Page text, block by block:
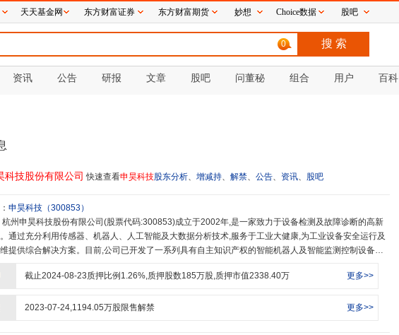
0
资讯 公告 研报 文章 股吧 问董秘 组合 用户 百科
科技股份有限公司 快速查看申昊科技股东分析、 增减持、 解禁、 公告、 资讯、 股吧
申昊科技 （300853）
通过充分利用传感器、机器人、人工智能及大数据分析技术,服务于工业大健康,为工业设备安全运行及
提供综合解决方案。目前,公司已开发了一系列具有自主知识产权的智能机器人及智能监测控制设备产
测、监测手段。
截止2024-08-23质押比例 1.26%,质押股数185万股,质押市值2338.40万 更多>>
2023-07-24,1194.05万股限售解禁 更多>>
天天基金网 东方财富证券 东方财富期货 妙想 Choice数据 股吧